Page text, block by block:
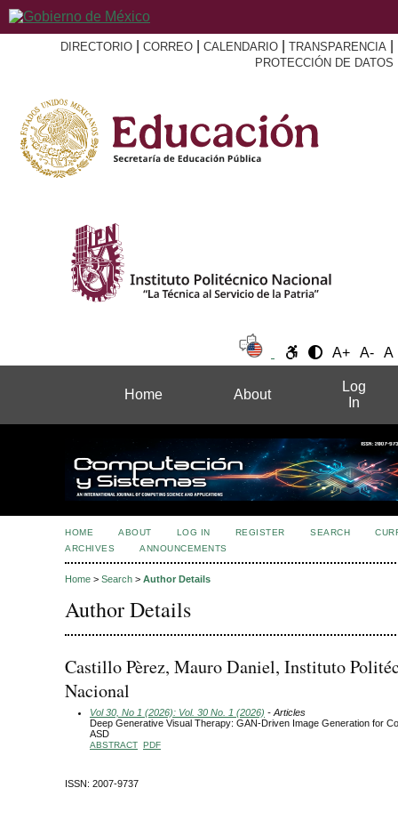
DIRECTORIO CORREO CALENDARIO TRANSPARENCIA
PROTECCIÓN DE DATOS
A+ A- A
Home About
Log
In
HOME ABOUT LOG IN REGISTER SEARCH
ARCHIVES
ANNOUNCEMENTS
Home > Search > Author Details
Author Details
Castillo Pèrez, Mauro Daniel, Instituto
Nacional
Vol 30, No 1 (2026): Vol. 30 No. 1 (2026) - Articles
Deep Generative Visual Therapy: GAN-Driven Image Generation for
ASD
ABSTRACT PDF
ISSN: 2007-9737